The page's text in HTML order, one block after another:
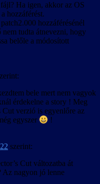
Ha igen, akkor az OS
hozzáférést.
hozzáférésénél
nem tudta átnevezni, hogy
belőle a módosított
bele mert nem vagyok
érdekelne a story ! Meg
Cut verzió is egyenlőre az
egyszer
!
szerint:
Cut változatba át
Az nagyon jó lenne